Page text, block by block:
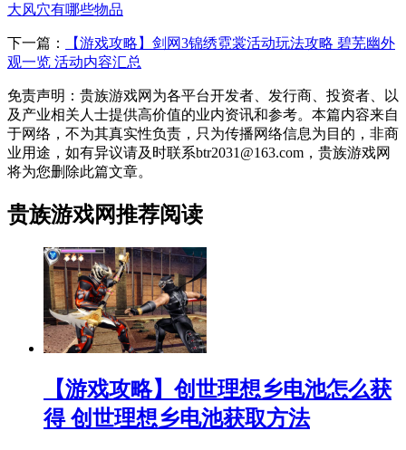
大风穴有哪些物品
下一篇：
【游戏攻略】剑网3锦绣霓裳活动玩法攻略 碧芜幽外
观一览 活动内容汇总
免责声明：贵族游戏网为各平台开发者、发行商、投资者、以
及产业相关人士提供高价值的业内资讯和参考。本篇内容来自
于网络，不为其真实性负责，只为传播网络信息为目的，非商
业用途，如有异议请及时联系btr2031@163.com，贵族游戏网
将为您删除此篇文章。
贵族游戏网推荐阅读
【游戏攻略】创世理想乡电池怎么获
得 创世理想乡电池获取方法